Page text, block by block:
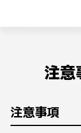
注意
注意事項